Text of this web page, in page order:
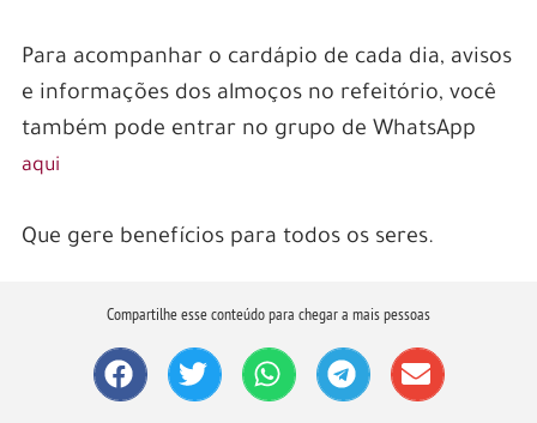
Para acompanhar o cardápio de cada dia, avisos
e informações dos almoços no refeitório, você
também pode entrar no grupo de WhatsApp
aqui
Que gere benefícios para todos os seres.
Compartilhe esse conteúdo para chegar a mais pessoas